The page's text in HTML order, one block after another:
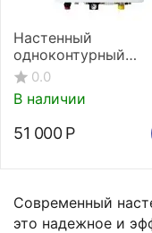
Современный
это надежное и
Настенный
одноконтурный
газовый котел
Deluxe One -40k
0.0
В наличии
51 000 Р